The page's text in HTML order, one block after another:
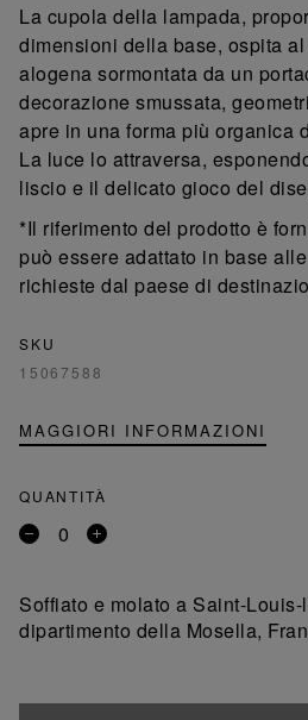
La cupola della lampada,
dimensioni della base, ospita
alogena sormontata da un
decorazione smussata,
apre in una forma più organica
La luce lo attraversa,
liscio e il delicato gioco del
*Il riferimento del prodotto è
può essere adattato in base
richieste dal paese di
SKU
15067588
MAGGIORI INFORMAZIONI
QUANTITÀ
Rimuovi
Aggiungi
Soffiato e molato a Saint-
dipartimento della Mosella,